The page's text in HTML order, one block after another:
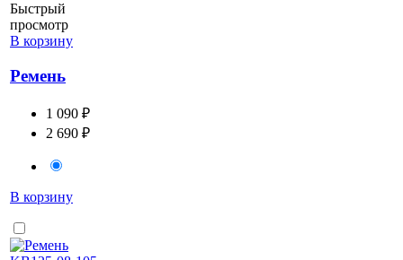
Быстрый
просмотр
В корзину
Ремень
1 090 ₽
2 690 ₽
В корзину